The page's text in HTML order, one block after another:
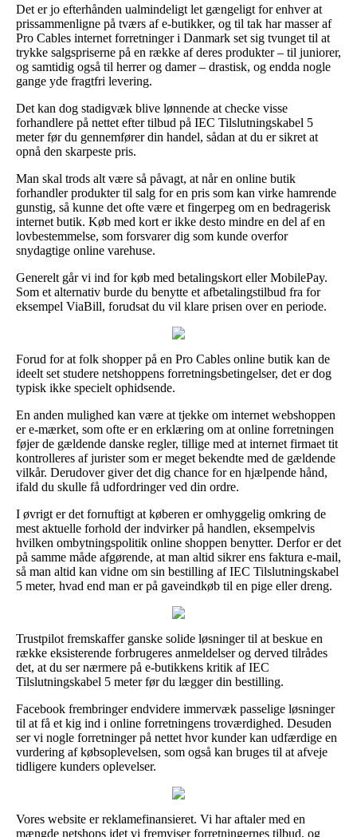
Det er jo efterhånden ualmindeligt let gængeligt for enhver at
prissammenligne på tværs af e-butikker, og til tak har masser af
Pro Cables internet forretninger i Danmark set sig tvunget til at
trykke salgspriserne på en række af deres produkter – til juniorer,
og samtidig også til herrer og damer – drastisk, og endda nogle
gange yde fragtfri levering.
Det kan dog stadigvæk blive lønnende at checke visse
forhandlere på nettet efter tilbud på IEC Tilslutningskabel 5
meter før du gennemfører din handel, sådan at du er sikret at
opnå den skarpeste pris.
Man skal trods alt være så påvagt, at når en online butik
forhandler produkter til salg for en pris som kan virke hamrende
gunstig, så kunne det ofte være et fingerpeg om en bedragerisk
internet butik. Køb med kort er ikke desto mindre en del af en
lovbestemmelse, som forsvarer dig som kunde overfor
snydagtige online varehuse.
Generelt går vi ind for køb med betalingskort eller MobilePay.
Som et alternativ burde du benytte et afbetalingstilbud fra for
eksempel ViaBill, forudsat du vil klare prisen over en periode.
Forud for at folk shopper på en Pro Cables online butik kan de
ideelt set studere netshoppens forretningsbetingelser, det er dog
typisk ikke specielt ophidsende.
En anden mulighed kan være at tjekke om internet webshoppen
er e-mærket, som ofte er en erklæring om at online forretningen
føjer de gældende danske regler, tillige med at internet firmaet tit
kontrolleres af jurister som er meget bekendte med de gældende
vilkår. Derudover giver det dig chance for en hjælpende hånd,
ifald du skulle få udfordringer ved din ordre.
I øvrigt er det fornuftigt at køberen er omhyggelig omkring de
mest aktuelle forhold der indvirker på handlen, eksempelvis
hvilken ombytningspolitik online shoppen benytter. Derfor er det
på samme måde afgørende, at man altid sikrer ens faktura e-mail,
så man altid kan vidne om sin bestilling af IEC Tilslutningskabel
5 meter, hvad end man er på gaveindkøb til en pige eller dreng.
Trustpilot fremskaffer ganske solide løsninger til at beskue en
række eksisterende forbrugeres anmeldelser og derved tilrådes
det, at du ser nærmere på e-butikkens kritik af IEC
Tilslutningskabel 5 meter før du lægger din bestilling.
Facebook frembringer endvidere immervæk passelige løsninger
til at få et kig ind i online forretningens troværdighed. Desuden
ser vi nogle forretninger på nettet hvor kunder kan udfærdige en
vurdering af købsoplevelsen, som også kan bruges til at afveje
tidligere kunders oplevelser.
Vores website er reklamefinansieret. Vi har aftaler med en
mængde netshops idet vi fremviser forretningernes tilbud, og